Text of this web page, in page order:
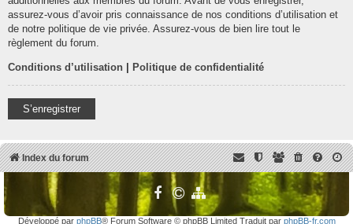
assurez-vous d’avoir pris connaissance de nos conditions d’utilisation et
de notre politique de vie privée. Assurez-vous de bien lire tout le
règlement du forum.
Conditions d’utilisation Politique de confidentialité
S’enregistrer
Index du forum
Développé par phpBB® Forum Software © phpBB Limited Traduit par phpBB-fr.com